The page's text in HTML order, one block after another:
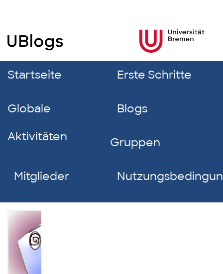
Startseite Erste Schritte
Globale
Aktivitäten
Blogs
Gruppen
Mitglieder